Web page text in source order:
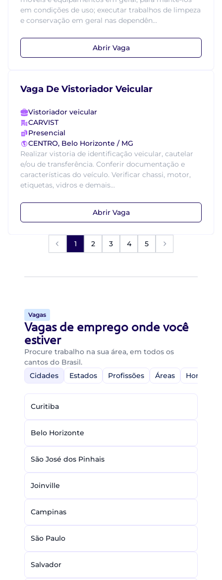
em condições de uso; executar trabalhos de limpeza
e conservação em geral nas dependên...
Abrir Vaga
Vaga De Vistoriador Veicular
Vistoriador veicular
CARVIST
Presencial
CENTRO, Belo Horizonte / MG
Realizar vistoria de identificação veicular, cautelar
e/ou de transferência. Conferir documentação e
características do veículo. Verificar chassi, motor,
etiquetas, vidros e demais...
Abrir Vaga
1 2 3 4 5
Vagas
Vagas de emprego onde você
estiver
Procure trabalho na sua área, em todos os
cantos do Brasil.
Cidades
Estados Profissões Áreas Home-
Curitiba
Belo Horizonte
São José dos Pinhais
Joinville
Campinas
São Paulo
Salvador